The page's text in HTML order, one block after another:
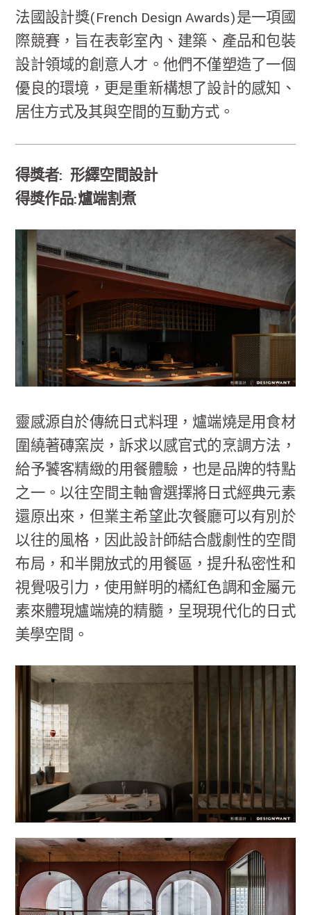
法國設計獎(French Design Awards)是一項國
際競賽，旨在表彰室內、建築、產品和包裝
設計領域的創意人才。他們不僅塑造了一個
優良的環境，更是重新構想了設計的感知、
居住方式及其與空間的互動方式。
得獎者: 形繹空間設計
得獎作品:爐端割煮
靈感源自於傳統日式料理，爐端燒是用食材
圍繞著磚窯炭，訴求以感官式的烹調方法，
給予饕客精緻的用餐體驗，也是品牌的特點
之一。以往空間主軸會選擇將日式經典元素
還原出來，但業主希望此次餐廳可以有別於
以往的風格，因此設計師結合戲劇性的空間
布局，和半開放式的用餐區，提升私密性和
視覺吸引力，使用鮮明的橘紅色調和金屬元
素來體現爐端燒的精髓，呈現現代化的日式
美學空間。